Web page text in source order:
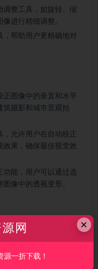
调整工具，如旋转、缩
进行精细调整。
，帮助用户更精确地对
正图像中的垂直和水平
筑摄影和城市景观拍
，允许用户在自动校正
效果，确保最佳视觉效
功能，用户可以通过选
像中的透视变形。
和镜头型号自动应用相
失真校正工具，允许用
×
网
一折下载！